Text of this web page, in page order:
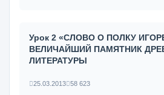
Урок 2 «СЛОВО О ПОЛКУ
ВЕЛИЧАЙШИЙ ПАМЯТНИК
ЛИТЕРАТУРЫ
25.03.2013 58 623